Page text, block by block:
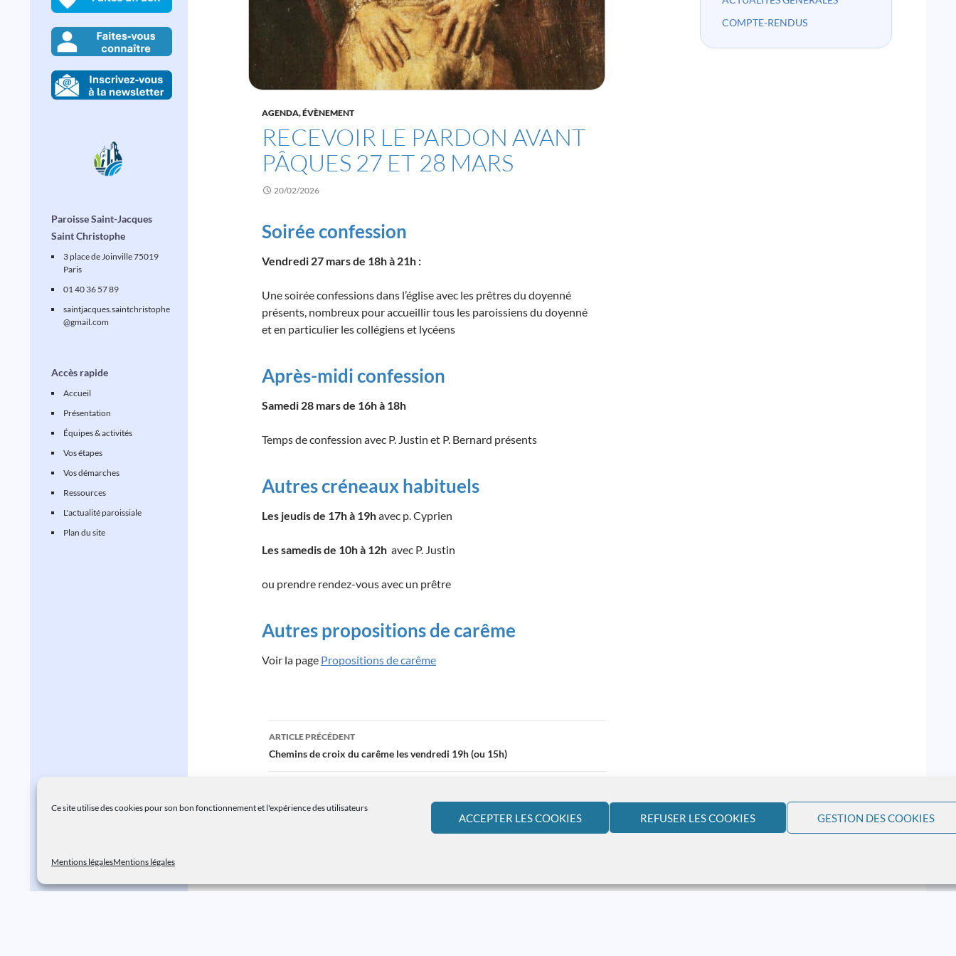
Ce site utilise des cookies pour son bon fonctionnement et l'expérience des utilisateurs
ACCEPTER LES COOKIES REFUSER LES COOKIES GESTION DES COOKIES
Mentions légalesMentions légales
AGENDA, ÉVÈNEMENT
RECEVOIR LE PARDON AVANT
PÂQUES 27 ET 28 MARS
20/02/2026
Soirée confession
Vendredi 27 mars de 18h à 21h :
Une soirée confessions dans l’église avec les prêtres du doyenné
présents, nombreux pour accueillir tous les paroissiens du doyenné
et en particulier les collégiens et lycéens
Après-midi confession
Samedi 28 mars de 16h à 18h
Temps de confession avec P. Justin et P. Bernard présents
Autres créneaux habituels
Les jeudis de 17h à 19havec p. Cyprien
Les samedis de 10h à 12h avec P. Justin
ou prendre rendez-vous avec un prêtre
Autres propositions de carême
Voir la page Propositions de carême
Navigation
des
ARTICLE PRÉCÉDENT
Chemins de croix du carême les vendredi 19h (ou 15h)
Conférences de carême dim 8, 15 et 22 mars 16h-17h
COMPTE-RENDUS
Paroisse Saint-Jacques
Saint Christophe
3 place de Joinville 75019
Paris
01 40 36 57 89
saintjacques .saintchristophe
@gmail.com
Accès rapide
Accueil
Présentation
Équipes & activités
Vos étapes
Vos démarches
Ressources
L'actualité paroissiale
Plan du site